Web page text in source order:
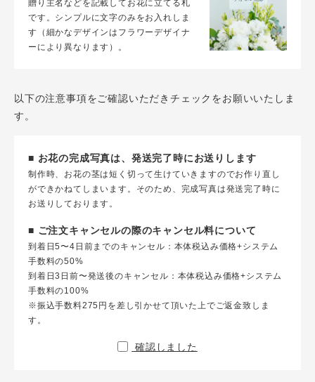
贈り主名などを記載してお花に立てる札
です。シンプルに文字のみをお入れしま
す（細かなデザインはフラワーデザイナ
ーにより異なります）。
以下の注意事項をご確認いただきチェックをお願いいたしま
す。
■ お花の完成写真は、発送完了時にお送りします
制作時、お花の茎は短く切って生けていきますのでお作り直し
ができかねてしまいます。そのため、完成写真は発送完了時に
お送りしております。
■ ご注文キャンセルの際のキャンセル料について
到着日5〜4日前までのキャンセル：本体税込み価格+システム
手数料の50%
到着日3日前〜発送後のキャンセル：本体税込み価格+システム
手数料の100%
※振込手数料275円を差し引かせて頂いた上でご返金致しま
す。
確認しました